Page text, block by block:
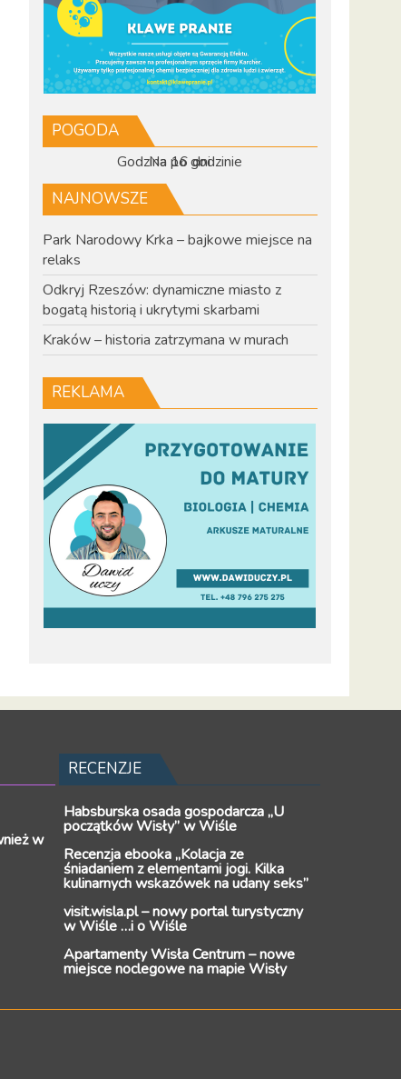
POGODA
Godzina po godzinie
Na 16 dni
NAJNOWSZE
Park Narodowy Krka – bajkowe miejsce na
relaks
Odkryj Rzeszów: dynamiczne miasto z
bogatą historią i ukrytymi skarbami
Kraków – historia zatrzymana w murach
REKLAMA
w
RECENZJE
Habsburska osada gospodarcza „U
początków Wisły” w Wiśle
Recenzja ebooka „Kolacja ze
śniadaniem z elementami jogi. Kilka
kulinarnych wskazówek na udany seks”
visit.wisla.pl – nowy portal turystyczny
w Wiśle …i o Wiśle
Apartamenty Wisła Centrum – nowe
miejsce noclegowe na mapie Wisły